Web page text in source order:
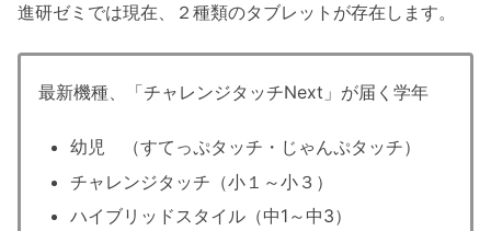
進研ゼミでは現在、２種類のタブレットが存在します。
最新機種、「チャレンジタッチNext」が届く学年
幼児 （すてっぷタッチ・じゃんぷタッチ）
チャレンジタッチ（小１～小３）
ハイブリッドスタイル（中1～中3）